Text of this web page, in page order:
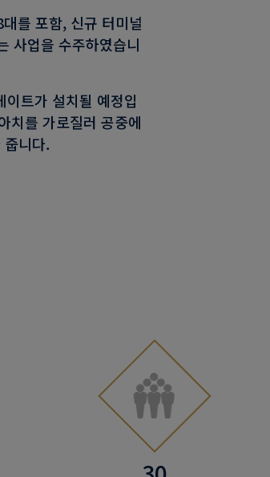
를 포함, 신규 터미널
사업을 수주하였습니
트가 설치될 예정입
치를 가로질러 공중에
니다.